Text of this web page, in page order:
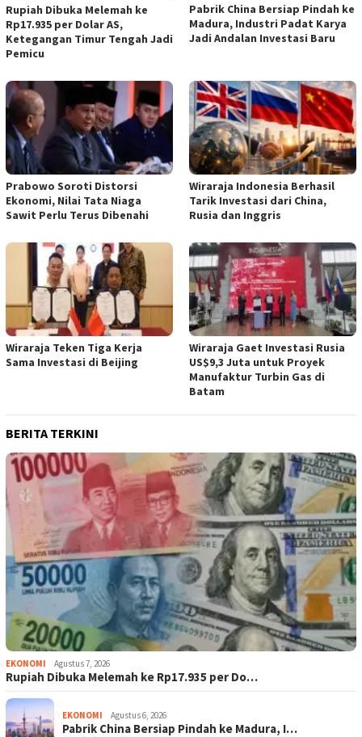
Rupiah Dibuka Melemah ke
Rp17.935 per Dolar AS,
Ketegangan Timur Tengah Jadi
Pemicu
Pabrik China Bersiap Pindah ke
Madura, Industri Padat Karya
Jadi Andalan Investasi Baru
Prabowo Soroti Distorsi
Ekonomi, Nilai Tata Niaga
Sawit Perlu Terus Dibenahi
Wiraraja Indonesia Berhasil
Tarik Investasi dari China,
Rusia dan Inggris
Wiraraja Teken Tiga Kerja
Sama Investasi di Beijing
Wiraraja Gaet Investasi Rusia
US$9,3 Juta untuk Proyek
Manufaktur Turbin Gas di
Batam
BERITA TERKINI
EKONOMI Agustus 7, 2026
Rupiah Dibuka Melemah ke Rp17.935 per Do…
EKONOMI Agustus 6, 2026
Pabrik China Bersiap Pindah ke Madura, I…